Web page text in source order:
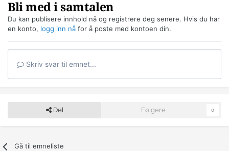
Bli med i samtalen
Du kan publisere innhold nå og registrere deg senere. Hvis du har
en konto, logg inn nå for å poste med kontoen din.
Skriv svar til emnet...
Del Følgere 0
Gå til emneliste